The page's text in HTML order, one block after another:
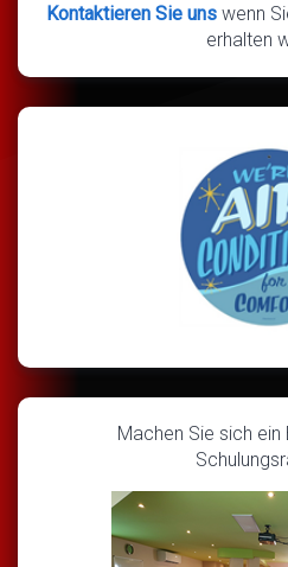
Kontaktieren Sie uns wenn
erhalten
Machen Sie sich ein